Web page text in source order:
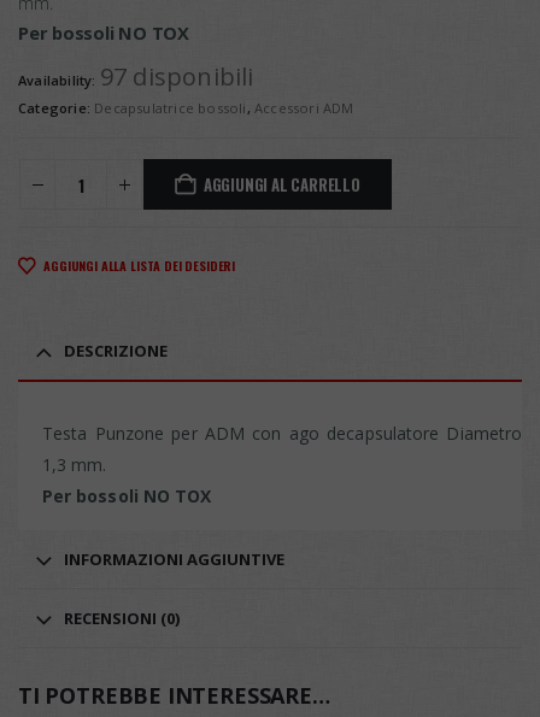
Per bossoli NO TOX
Availability: 97 disponibili
Categorie: Decapsulatrice bossoli ,Accessori ADM
AGGIUNGI AL CARRELLO
AGGIUNGI ALLA LISTA DEI DESIDERI
DESCRIZIONE
Testa Punzone per ADM con ago decapsulatore Diametro
1,3 mm.
Per bossoli NO TOX
INFORMAZIONI AGGIUNTIVE
RECENSIONI (0)
TI POTREBBE INTERESSARE…